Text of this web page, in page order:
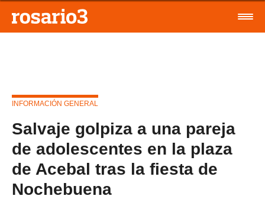
INFORMACIÓN GENERAL
Salvaje golpiza a una pareja
de adolescentes en la plaza
de Acebal tras la fiesta de
Nochebuena